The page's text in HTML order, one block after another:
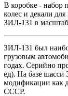
В коробке - набор
колес и декали
ЗИЛ-131 в
ЗИЛ-131 был
грузовым
годах. Серийно
ед). На базе шасси
модификации как
СССР.